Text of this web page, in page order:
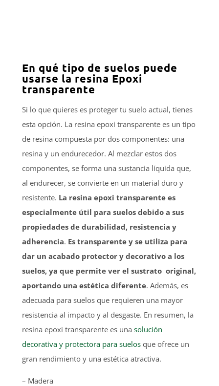
En qué tipo de suelos puede
usarse la resina Epoxi
transparente
Si lo que quieres es proteger tu suelo actual, tienes
esta opción. La resina epoxi transparente es un tipo
de resina compuesta por dos componentes: una
resina y un endurecedor. Al mezclar estos dos
componentes, se forma una sustancia líquida que,
al endurecer, se convierte en un material duro y
resistente. La resina epoxi transparente es
especialmente útil para suelos debido a sus
propiedades de durabilidad, resistencia y
adherencia. Es transparente y se utiliza para
dar un acabado protector y decorativo a los
suelos, ya que permite ver el sustrato original,
aportando una estética diferente. Además, es
adecuada para suelos que requieren una mayor
resistencia al impacto y al desgaste. En resumen, la
resina epoxi transparente es una solución
decorativa y protectora para suelosque ofrece un
gran rendimiento y una estética atractiva.
– Madera